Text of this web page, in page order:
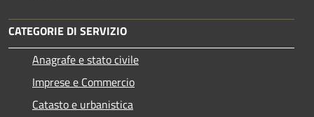
CATEGORIE DI SERVIZIO
Anagrafe e stato civile
Imprese e Commercio
Catasto e urbanistica